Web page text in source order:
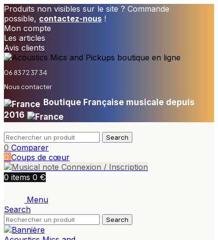
Produits non visibles sur le site ? Commande
possible, contactez-nous !
Mon compte
Les articles
Avis clients
06 83 72 37 34
Nous contacter
Boutique Française musicale depuis
2016
Search
0 Comparer
0 Coups de cœur
Connexion / Inscription
0 items 0 €
Menu
Search
Search